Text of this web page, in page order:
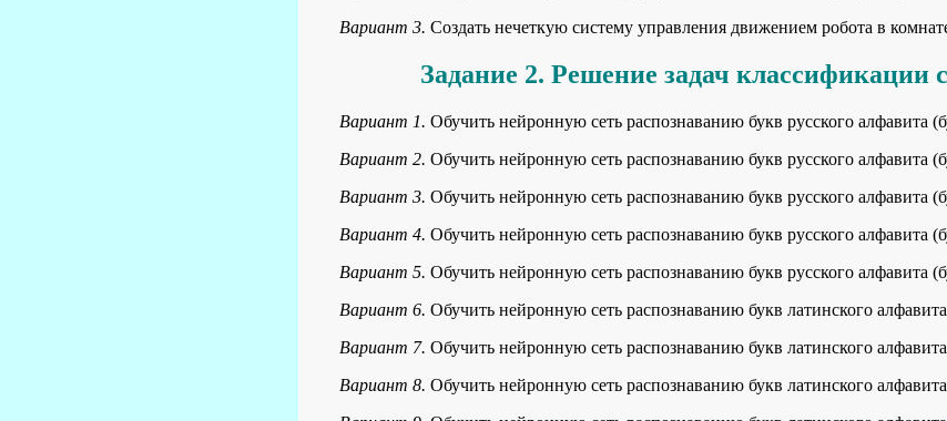
Вариант 3. Создать нечеткую систему управления движением робота в
Задание 2. Решение задач классификации
Вариант 1. Обучить нейронную сеть распознаванию букв русского алфавита
Вариант 2. Обучить нейронную сеть распознаванию букв русского алфавита
Вариант 3. Обучить нейронную сеть распознаванию букв русского алфавита
Вариант 4. Обучить нейронную сеть распознаванию букв русского алфавита
Вариант 5. Обучить нейронную сеть распознаванию букв русского алфавита
Вариант 6. Обучить нейронную сеть распознаванию букв латинского
Вариант 7. Обучить нейронную сеть распознаванию букв латинского
Вариант 8. Обучить нейронную сеть распознаванию букв латинского